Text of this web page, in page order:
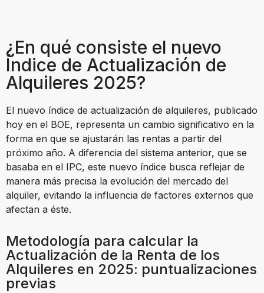
¿En qué consiste el nuevo
Índice de Actualización de
Alquileres 2025?
El nuevo índice de actualización de alquileres, publicado
hoy en el BOE, representa un cambio significativo en la
forma en que se ajustarán las rentas a partir del
próximo año. A diferencia del sistema anterior, que se
basaba en el IPC, este nuevo índice busca reflejar de
manera más precisa la evolución del mercado del
alquiler, evitando la influencia de factores externos que
afectan a éste.
Metodología para calcular la
Actualización de la Renta de los
Alquileres en 2025: puntualizaciones
previas